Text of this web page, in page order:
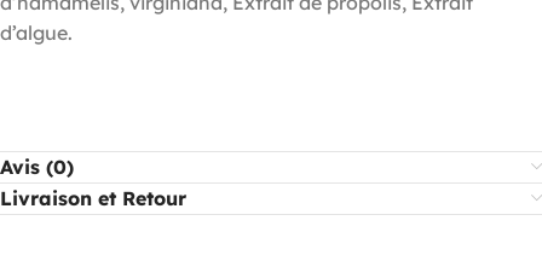
d’algue.
Avis (0)
Livraison et Retour